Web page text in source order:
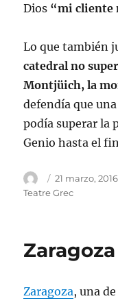
Dios “mi cliente
Lo que también
catedral no
Montjüich, la
defendía que
podía superar la
Genio hasta el
Autor
Publicado
el
21 marzo, 2016
Teatre Grec
Zaragoza
Zaragoza, una